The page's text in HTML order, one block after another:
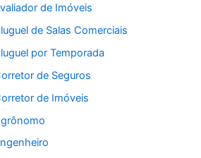
de Imóveis
de Salas Comerciais
por Temporada
de Seguros
de Imóveis